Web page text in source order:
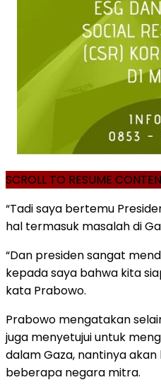
SCROLL TO RESUME
“Tadi saya bertemu
hal termasuk masalah di
“Dan presiden sangat
kepada saya bahwa kita
kata Prabowo.
Prabowo mengatakan
juga menyetujui untuk
dalam Gaza, nantinya
beberapa negara mitra.